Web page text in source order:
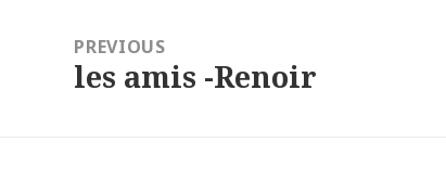
l’article
PREVIOUS
Previous
les amis -Renoir